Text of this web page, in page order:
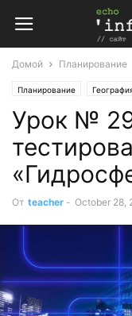
Домой Планирование
Планирование
Поурочные планы по
Урок №
От teacher - October 28,